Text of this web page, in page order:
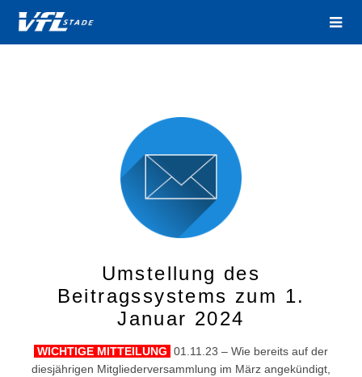
Umstellung des
Beitragssystems zum 1.
Januar 2024
WICHTIGE MITTEILUNG 01.11.23 – Wie bereits auf der
diesjährigen Mitgliederversammlung im März angekündigt,